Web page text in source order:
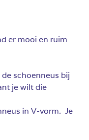
er mooi en ruim
schoenneus bij
je wilt die
in V-vorm. Je